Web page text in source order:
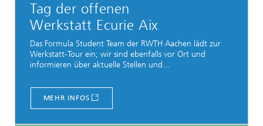
Tag der offenen
Werkstatt Ecurie Aix
Das Formula Student Team der RWTH Aachen lädt zur
Werkstatt-Tour ein; wir sind ebenfalls vor Ort und
informieren über aktuelle Stellen und...
MEHR INFOS